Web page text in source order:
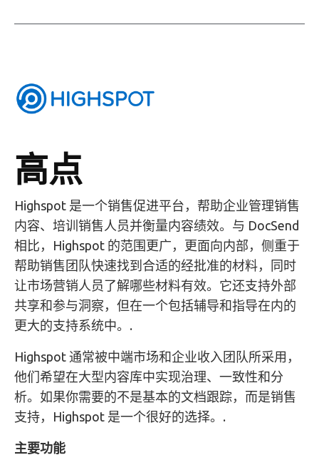
高点
Highspot 是一个销售促进平台，帮助企业管理销售
内容、培训销售人员并衡量内容绩效。与 DocSend
相比，Highspot 的范围更广，更面向内部，侧重于
帮助销售团队快速找到合适的经批准的材料，同时
让市场营销人员了解哪些材料有效。它还支持外部
共享和参与洞察，但在一个包括辅导和指导在内的
更大的支持系统中。.
Highspot 通常被中端市场和企业收入团队所采用，
他们希望在大型内容库中实现治理、一致性和分
析。如果你需要的不是基本的文档跟踪，而是销售
支持，Highspot 是一个很好的选择。.
主要功能